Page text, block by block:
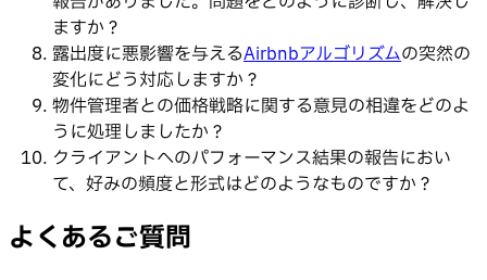
ますか？
露出度に悪影響を与えるAirbnbアルゴリズムの突然の
変化にどう対応しますか？
物件管理者との価格戦略に関する意見の相違をどのよ
うに処理しましたか？
クライアントへのパフォーマンス結果の報告におい
て、好みの頻度と形式はどのようなものですか？
よくあるご質問